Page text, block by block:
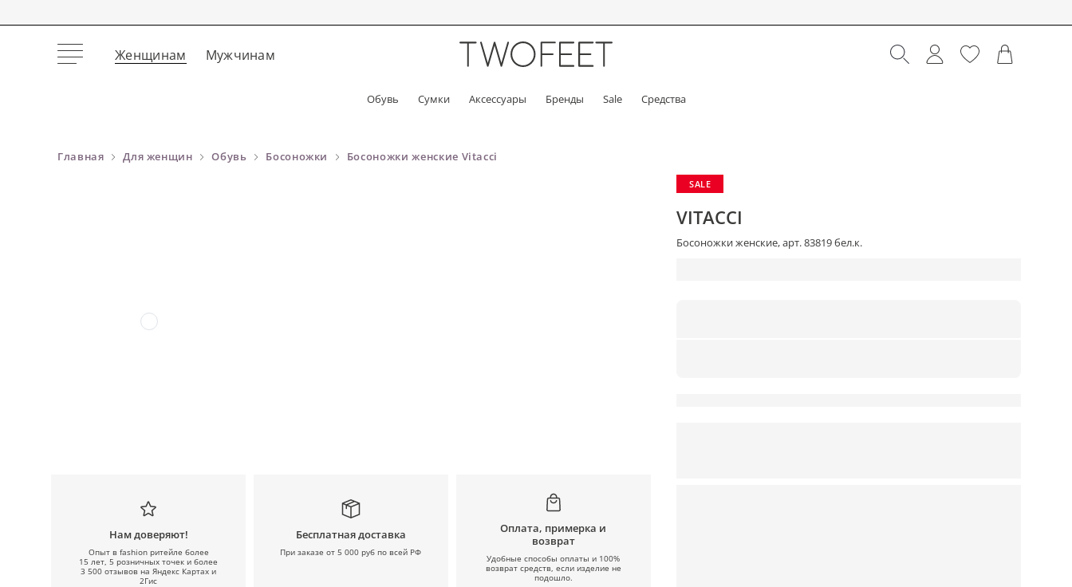
Женщинам Мужчинам
Обувь Сумки Аксессуары Бренды Sale Средства
Главная Для женщин Обувь Босоножки Босоножки женские Vitacci
Нам доверяют!
Опыт в fashion ритейле более
15 лет, 5 розничных точек и более
3 500 отзывов на Яндекс Картах и
2Гис
Бесплатная доставка
При заказе от 5 000 руб по всей РФ
Оплата, примерка и
возврат
Удобные способы оплаты и 100%
возврат средств, если изделие не
подошло.
SALE
VITACCI
Босоножки женские, арт. 83819 бел.к.